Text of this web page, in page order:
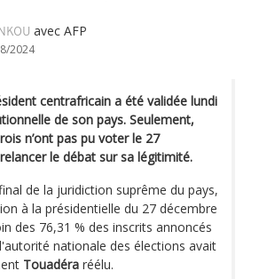
avec AFP
2024
centrafricain a été validée lundi
de son pays. Seulement,
n’ont pas pu voter le 27
le débat sur sa légitimité.
de la juridiction suprême du pays,
à la présidentielle du 27 décembre
des 76,31 % des inscrits annoncés
nationale des élections avait
Touadéra réélu.